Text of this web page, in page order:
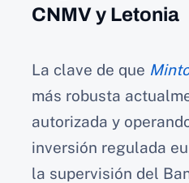
CNMV y Letonia
La clave de que
más robusta
autorizada y
inversión regulada
la supervisión del